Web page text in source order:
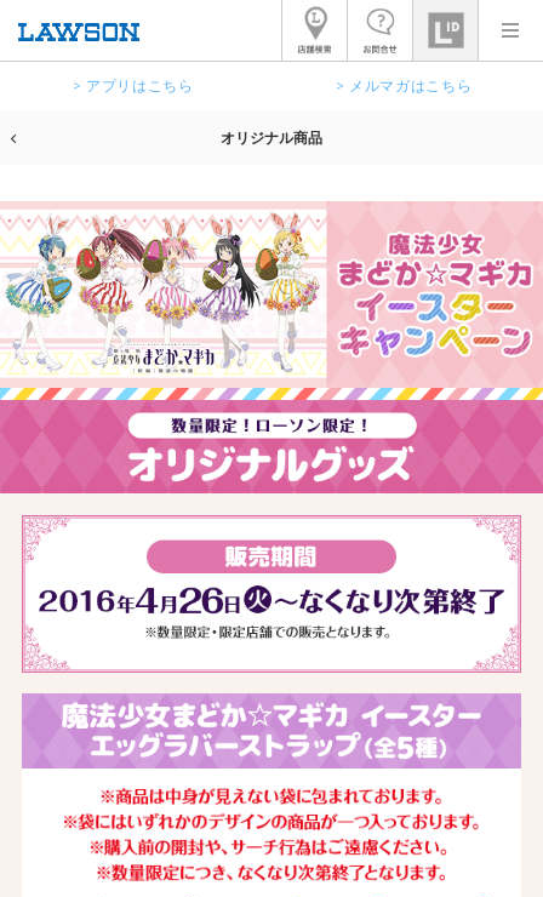
> アプリはこちら > メルマガはこちら
オリジナル商品